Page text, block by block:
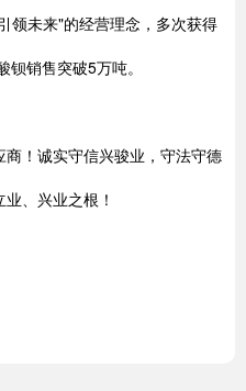
领未来"的经营理念，多次获得
销售突破5万吨。
！诚实守信兴骏业，守法守德
、兴业之根！